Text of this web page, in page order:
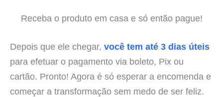
Receba o produto em casa e só então pague!
Depois que ele chegar, você tem até 3 dias úteis
para efetuar o pagamento via boleto, Pix ou
cartão. Pronto! Agora é só esperar a encomenda e
começar a transformação sem medo de ser feliz.